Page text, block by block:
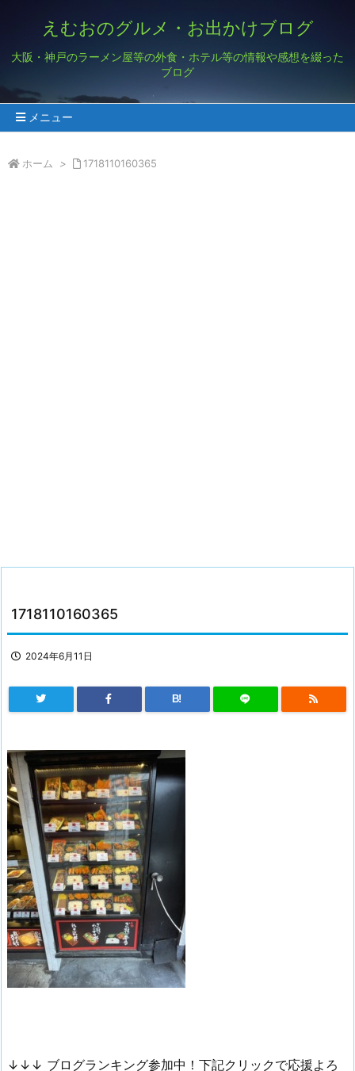
えむおのグルメ・お出かけブログ
大阪・神戸のラーメン屋等の外食・ホテル等の情報や感想を綴った
ブログ
メニュー
ホーム > 1718110160365
1718110160365
2024年6月11日
B!
↓↓↓ ブログランキング参加中！下記クリックで応援よろ